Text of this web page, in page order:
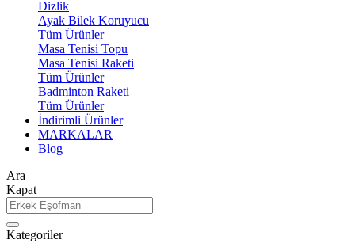
Dizlik
Ayak Bilek Koruyucu
Tüm Ürünler
Masa Tenisi Topu
Masa Tenisi Raketi
Tüm Ürünler
Badminton Raketi
Tüm Ürünler
İndirimli Ürünler
MARKALAR
Blog
Ara
Kapat
Kategoriler